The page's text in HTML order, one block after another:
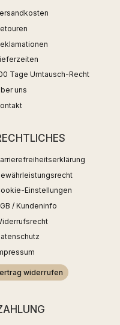
Tage Umtausch-Recht
uns
Einstellungen
/ Kundeninfo
widerrufen